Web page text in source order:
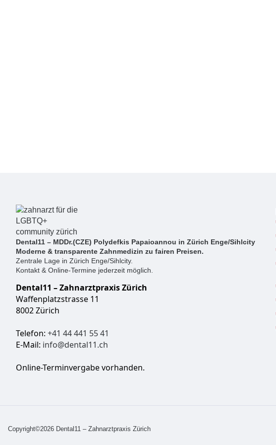
Dental11 – MDDr.(CZE) Polydefkis Papaioannou in Zürich Enge/Sihlcity
Moderne & transparente Zahnmedizin zu fairen Preisen.
Zentrale Lage in Zürich Enge/Sihlcity.
Kontakt & Online-Termine jederzeit möglich.
Dental11 – Zahnarztpraxis Zürich
Waffenplatzstrasse 11
8002 Zürich
Telefon: +41 44 441 55 41
E-Mail: info@dental11.ch
Online-Terminvergabe vorhanden.
Copyright©2026 Dental11 – Zahnarztpraxis Zürich